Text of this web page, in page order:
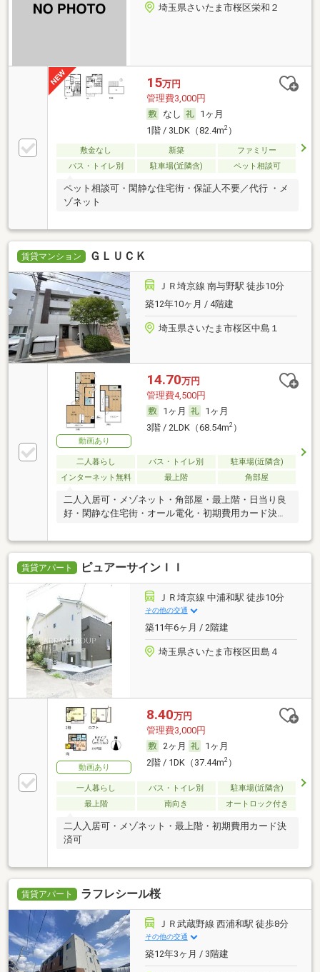
埼玉県さいたま市桜区栄和２
15万円
管理費3,000円
なし
1ヶ月
1階 / 3LDK（82.4m2）
敷金なし 新築
ファミリー
バス・トイレ別
駐車場(近隣含) ペット相談可
ペット相談可・閑静な住宅街・保証人不要／代行 ・メ
ゾネット
賃貸マンション ＧＬＵＣＫ
ＪＲ埼京線 南与野駅 徒歩10分
築12年10ヶ月 / 4階建
埼玉県さいたま市桜区中島１
動画あり
14.70万円
管理費4,500円
1ヶ月
1ヶ月
3階 / 2LDK（68.54m2）
二人暮らし バス・トイレ別
駐車場(近隣含)
インターネット無料
最上階 角部屋
二人入居可・メゾネット・角部屋・最上階・日当り良
好・閑静な住宅街・オール電化・初期費用カード決済
賃貸アパート ピュアーサインＩＩ
ＪＲ埼京線 中浦和駅 徒歩10分
その他の交通
築11年6ヶ月 / 2階建
埼玉県さいたま市桜区田島４
動画あり
8.40万円
管理費3,000円
2ヶ月
1ヶ月
2階 / 1DK（37.44m2）
一人暮らし バス・トイレ別
駐車場(近隣含)
最上階
南向き オートロック付き
二人入居可・メゾネット・最上階・初期費用カード決
済可
賃貸アパート ラフレシール桜
ＪＲ武蔵野線 西浦和駅 徒歩8分
その他の交通
築12年3ヶ月 / 3階建